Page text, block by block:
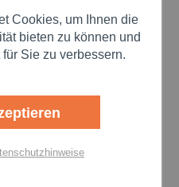
Aktiv
Aktiv
Cookies, um Ihnen die
bieten zu können und
Sie zu verbessern.